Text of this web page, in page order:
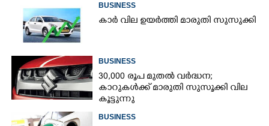
BUSINESS
കാർ വില ഉയർത്തി മാരുതി സുസുക്കി
BUSINESS
30,000 രൂപ മുതല്‍ വര്‍ദ്ധന;
കാറുകള്‍ക്ക് മാരുതി സുസൂക്കി വില
കൂട്ടുന്നു
BUSINESS